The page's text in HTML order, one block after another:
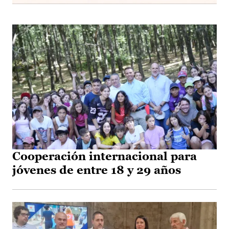
Cooperación internacional para
jóvenes de entre 18 y 29 años